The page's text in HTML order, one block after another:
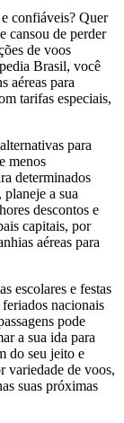
confiáveis? Quer
cansou de perder
de voos
Brasil, você
aéreas para
tarifas especiais,
para
menos
determinados
a sua
descontos e
capitais, por
aéreas para
escolares e festas
nacionais
pode
a sua ida para
do seu jeito e
variedade de voos,
suas próximas